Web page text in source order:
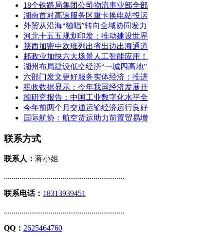
18个铁路局集团公司物流事业部全部
湖南首对高速服务区重卡换电站投运
外贸从沿海“独唱”转向全域协同发力
河北十五五规划印发：推动建设世界
陕西加密中欧班列出省出边出海通道
邮政业加快六大场景人工智能应用！
湖州布局建设低空经济“一城四高地”
六部门发文更好服务实体经济：推进
税收数据显示：今年我国经济发展开
德研究报告：中国工业数字化水平全
今年前两个月交通运输经济运行良好
国际航协：航空货运助力前置贸易增
联系方式
联系人： 蒋小姐
..............................................................
联系电话： 18313939451
..............................................................
QQ： 2625464760